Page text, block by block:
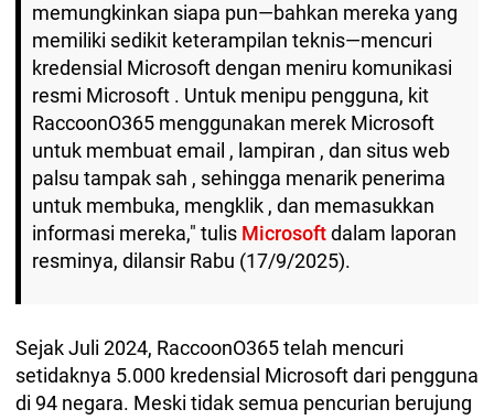
memungkinkan siapa pun—bahkan mereka yang
memiliki sedikit keterampilan teknis—mencuri
kredensial Microsoft dengan meniru komunikasi
resmi Microsoft . Untuk menipu pengguna, kit
RaccoonO365 menggunakan merek Microsoft
untuk membuat email , lampiran , dan situs web
palsu tampak sah , sehingga menarik penerima
untuk membuka, mengklik , dan memasukkan
informasi mereka," tulis Microsoftdalam laporan
resminya, dilansir Rabu (17/9/2025).
Sejak Juli 2024, RaccoonO365 telah mencuri
setidaknya 5.000 kredensial Microsoft dari pengguna
di 94 negara. Meski tidak semua pencurian berujung